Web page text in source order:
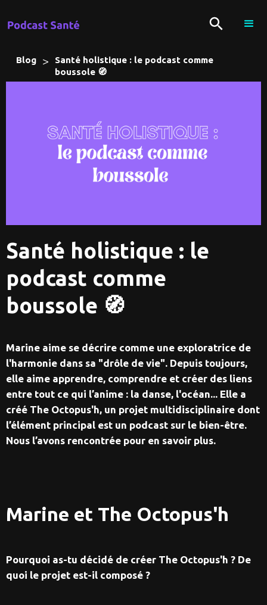
Blog >
Santé holistique : le podcast comme
boussole 🧭
Santé holistique : le
podcast comme
boussole 🧭
Marine aime se décrire comme une exploratrice de
l'harmonie dans sa "drôle de vie". Depuis toujours,
elle aime apprendre, comprendre et créer des liens
entre tout ce qui l’anime : la danse, l'océan... Elle a
créé The Octopus'h, un projet multidisciplinaire dont
l’élément principal est un podcast sur le bien-être.
Nous l’avons rencontrée pour en savoir plus.
Marine et The Octopus'h
Pourquoi as-tu décidé de créer The Octopus'h ? De
quoi le projet est-il composé ?